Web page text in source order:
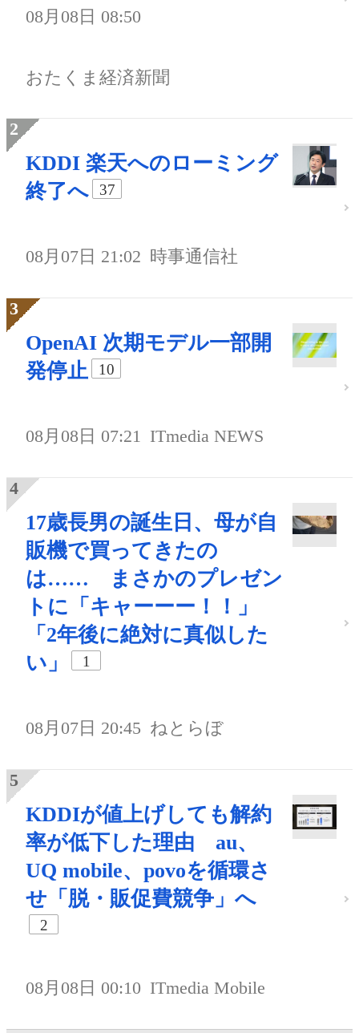
08月08日 08:50
おたくま経済新聞
KDDI 楽天へのローミング
終了へ
37
08月07日 21:02 時事通信社
OpenAI 次期モデル一部開
発停止
10
08月08日 07:21 ITmedia NEWS
17歳長男の誕生日、母が自
販機で買ってきたの
は…… まさかのプレゼン
トに「キャーーー！！」
「2年後に絶対に真似した
い」
1
08月07日 20:45 ねとらぼ
KDDIが値上げしても解約
率が低下した理由 au、
UQ mobile、povoを循環さ
せ「脱・販促費競争」へ
2
08月08日 00:10 ITmedia Mobile